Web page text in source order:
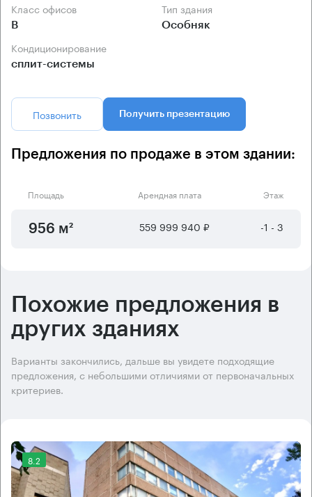
Класс офисов
B
Тип здания
Особняк
Кондиционирование
сплит-системы
Позвонить Получить презентацию
Предложения по продаже в этом здании:
Площадь Арендная плата Этаж
956 м² 559 999 940 ₽ -1 - 3
Похожие предложения в
других зданиях
Варианты закончились, дальше вы увидете подходящие
предложения, с небольшими отличиями от первоначальных
критериев.
8.2